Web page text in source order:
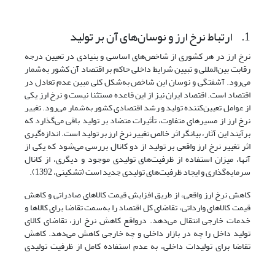
1. ارتباط نرخ ارز و نوسان‌های آن بر تولید
نرخ ارز در هر کشوری از شاخص‌های اساسی و بنیادی در تعیین درجه
رقابت بین‌المللی و تبیین شرایط داخلی حاکم بر اقتصاد آن کشور به‌شمار
می‌رود. آشفتگی و نوسان این شاخص به‌شکل کلی مبین عدم تعادل در
اقتصاد است. اقتصاد ایران نیز از این قاعده مستثنا نیست و نرخ ارز یکی
از عوامل تعیین‌کننده تولید و رشد اقتصادی کشور به‌شمار می‌رود. تغییر
نرخ ارز از مسیرهای متفاوت، تأثیرات متضاد بر تولید باقی می‌گذارد که
برآیند این آثار، بیانگر اثر خالص تغییر نرخ ارز بر تولید است. اندازه‌گیری
اثر تغییر نرخ ارز واقعی بر تولید از دو کانال بررسی می‌شود که یکی از
آنها، میزان استفاده از ظرفیت‌های تولیدی موجود و دیگری، از کانال
سرمایه‌گذاری و ایجاد ظرفیت‌های تولیدی جدید است (تشکینی، 1392).
کاهش نرخ ارز واقعی، از طریق افزایش قیمت کالاهای صادراتی و کاهش
قیمت کالاهای وارداتی، تقاضای کل اقتصاد را به‌سمت تقاضا برای کالاها و
خدمات خارجی انتقال می‌دهد. درواقع کاهش نرخ ارز، تقاضای کالای
تولید داخل را چه در بازار داخلی و چه خارجی کاهش می‌دهد. کاهش
تقاضا برای تولیدات داخلی، به عدم استفاده کامل از ظرفیت تولیدی